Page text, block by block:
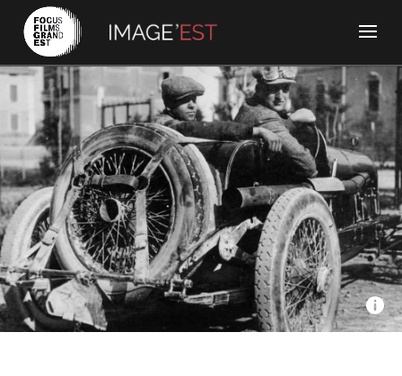
Seppia, Zenit Arti Audiovisive, Arte GEIE - Enzo Ferrari –
L’homme en rouge (le rouge et le noir) 